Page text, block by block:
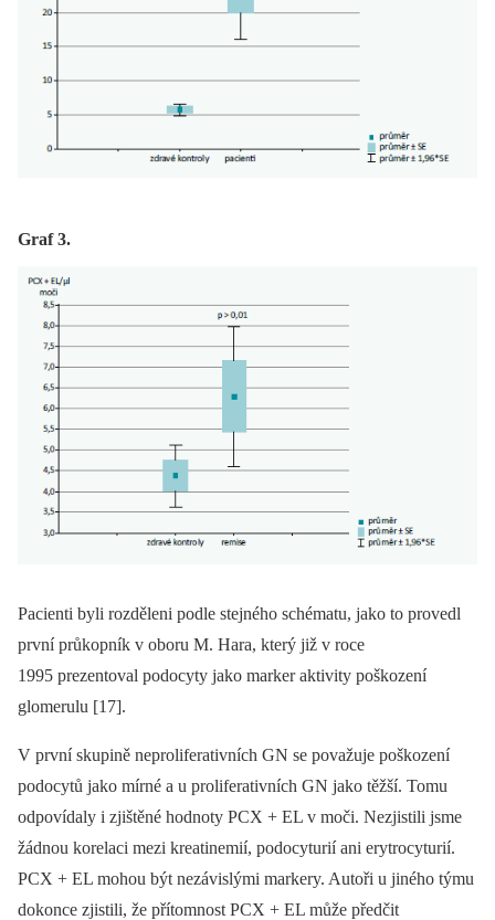
Graf 3.
Pacienti byli rozděleni podle stejného schématu, jako to provedl
první průkopník v oboru M. Hara, který již v roce
1995 prezentoval podocyty jako marker aktivity poškození
glomerulu [17].
V první skupině neproliferativních GN se považuje poškození
podocytů jako mírné a u proliferativních GN jako těžší. Tomu
odpovídaly i zjištěné hodnoty PCX + EL v moči. Nezjistili jsme
žádnou korelaci mezi kreatinemií, podocyturií ani erytrocyturií.
PCX + EL mohou být nezávislými markery. Autoři u jiného týmu
dokonce zjistili, že přítomnost PCX + EL může předčit